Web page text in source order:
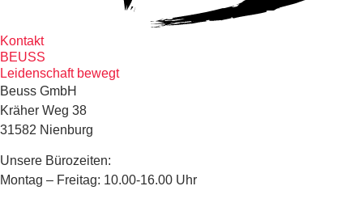
Kontakt
BEUSS
Leidenschaft bewegt
Beuss GmbH
Kräher Weg 38
31582 Nienburg
Unsere Bürozeiten:
Montag – Freitag: 10.00-16.00 Uhr